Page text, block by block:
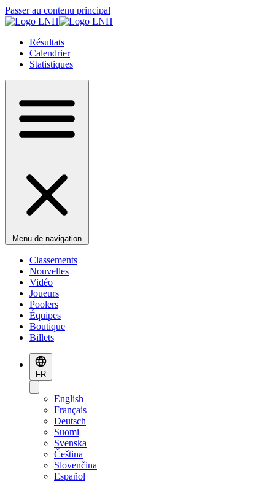
Passer au contenu principal
Résultats
Calendrier
Statistiques
Menu de navigation
Classements
Nouvelles
Vidéo
Joueurs
Poolers
Équipes
Boutique
Billets
FR
English
Français
Deutsch
Suomi
Svenska
Čeština
Slovenčina
Español